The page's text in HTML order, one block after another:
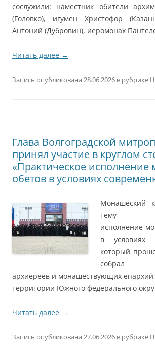
сослужили: наместник обители
(Головко), игумен Христофор
Антоний (Дубровин), иеромонах
Читать далее →
Запись опубликована 28.06.2026 в рубрике
Глава Волгоградской
принял участие в круглом
«Практическое
обетов в условиях
Монашеский
тему
исполнение
в условиях
который
собрал
архиереев и монашествующих
территории Южного федерального
Читать далее →
Запись опубликована 27.06.2026 в рубрике